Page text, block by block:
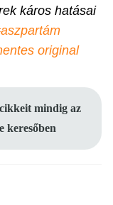
káros hatásai
original
mindig az
keresőben